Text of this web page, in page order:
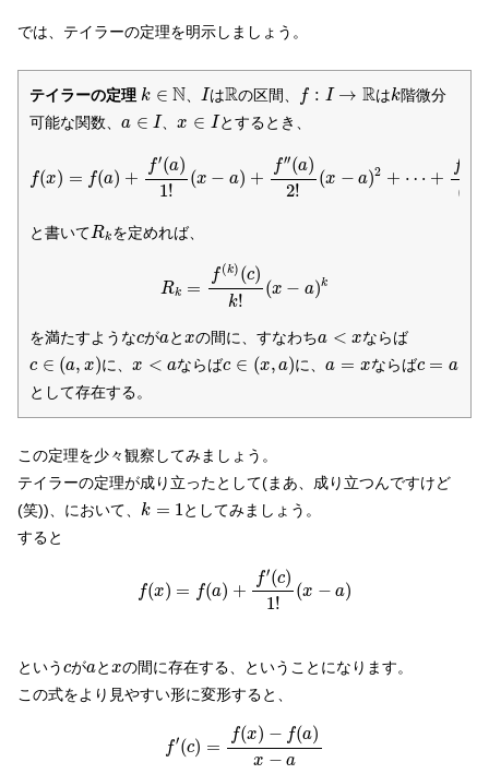
では、テイラーの定理を明示しましょう。
テイラーの定理 k ∈ N
k ∈N 、II はR
Rの区間、 f : I → R
f: I→R はk
k階微分
可能な関数、 a ∈ I
a ∈I 、x ∈ I
x ∈I とするとき、
f(x) = f(a) +
f′(a)
1!
(x − a) +
f′′(a)
2!
(x − a)2 + ⋯ +
f
(
(a ) 1 2! ( x−
と書いてRk
Rk を定めれば、
Rk =
f (k) (c)
k!
(x − a)k
k)(c) k
を満たすようなc
cがa
aとx
xの間に、すなわちa < x
a <x
ならば
c ∈ (a, x)
a に、x < a
x <a ならばc ∈ (x, a)
c x に、a = x
a =x ならばc = a
c =a
として存在する。
この定理を少々観察してみましょう。
テイラーの定理が成り立ったとして(まあ、成り立つんですけど
(笑))、において、 k = 1
k
としてみましょう。
すると
f(x) = f(a) +
f′(c)
1!
(x − a)
c)1 (
というc
cがa
aとx
xの間に存在する、ということになります。
この式をより見やすい形に変形すると、
f′(c) =
f(x) − f(a)
x − a
x)− f( x− a